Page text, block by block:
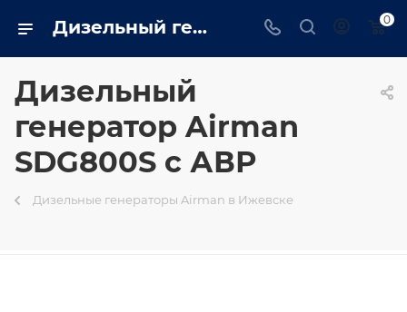
Дизельный генератор Airman SDG800S с АВР на базе двигателя Mitsubishi - купить в Ижевске генератор 582 квт в интернет магазине - izhevsk.trustenergo.ru 0
Дизельный
генератор Airman
SDG800S с АВР
Дизельные генераторы Airman в Ижевске